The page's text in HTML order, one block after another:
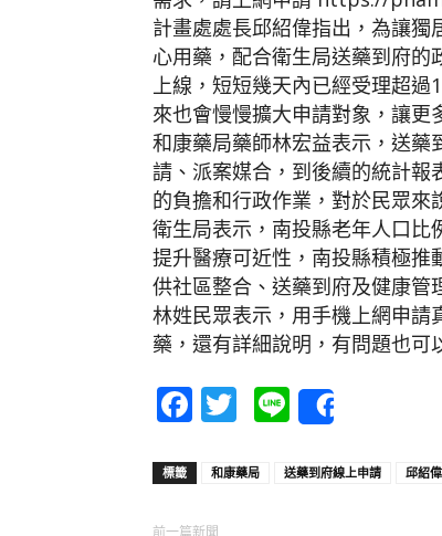
計畫處處長邱紹偉指出，為讓
心用藥，配合衛生局送藥到府
上線，短短幾天內已經受理超
來也會慢慢擴大申請對象，讓更
和康藥局藥師林宏益表示，送藥
請、派案媒合，到後續的統計
的負擔和行政作業，對於民眾來
衛生局表示，南投縣老年人口比
提升醫療可近性，南投縣積極推
供社區整合、送藥到府及健康管
林姓民眾表示，用手機上網申請
藥，還有詳細說明，有問題也可
Facebook
Twitter
Line
標籤 和康藥局 送藥到府線上申請 邱紹偉